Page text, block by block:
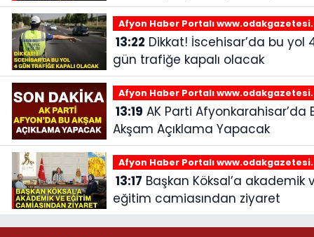
Afyon Haber Portalı
13:22
gün trafiğe kapalı olacak
Afyon Haber Portalı
13:19
Akşam Açıklama Yapacak
Afyon Haber Portalı
13:17
eğitim camiasından ziyaret